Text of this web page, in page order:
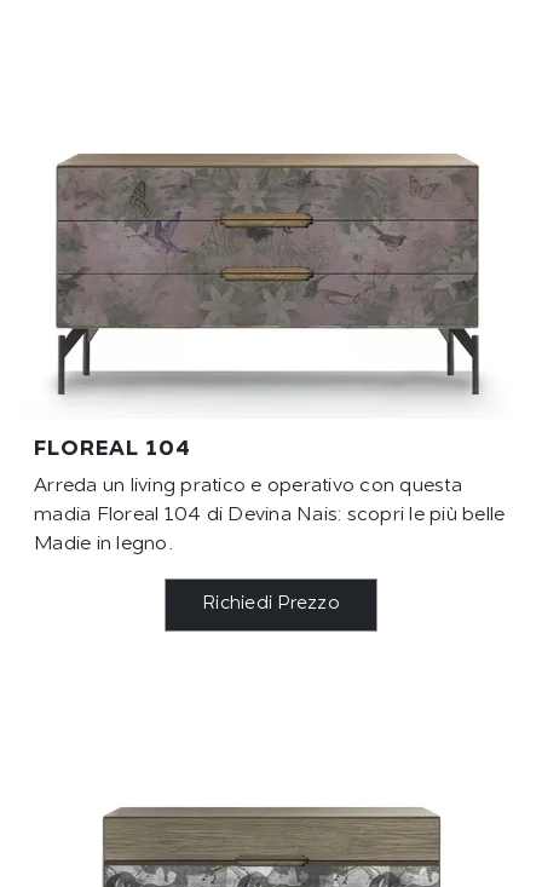
FLOREAL 104
Arreda un living pratico e operativo con questa
madia Floreal 104 di Devina Nais: scopri le più belle
Madie in legno.
Richiedi Prezzo